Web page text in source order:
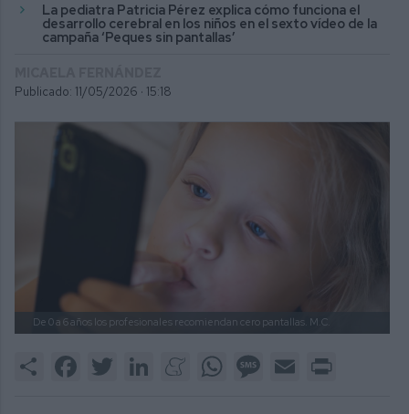
La pediatra Patricia Pérez explica cómo funciona el
desarrollo cerebral en los niños en el sexto vídeo de la
campaña ‘Peques sin pantallas’
Publicado: 11/05/2026 · 15:18
De 0 a 6 años los profesionales recomiendan cero pantallas. M.C.
Share FacebookTwitter LinkedInMeneameWhatsAppMessage
Email